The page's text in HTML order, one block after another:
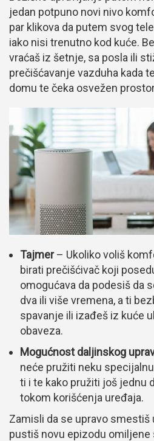
jedan potpuno novi nivo
par klikova da putem svog
iako nisi trenutno kod kuće.
vraćaš iz šetnje, sa posla ili
prečišćavanje vazduha kada
domu te čeka osvežen
Tajmer– Ukoliko voliš
birati prečišćivač koji
omogućava da podesiš da
dva ili više vremena, a ti
spavanje ili izađeš iz kuće
obaveza.
Mogućnost daljinskog
neće pružiti neku
ti i te kako pružiti još jednu
tokom korišćenja uređaja.
Zamisli da se upravo smestiš
pustiš novu epizodu